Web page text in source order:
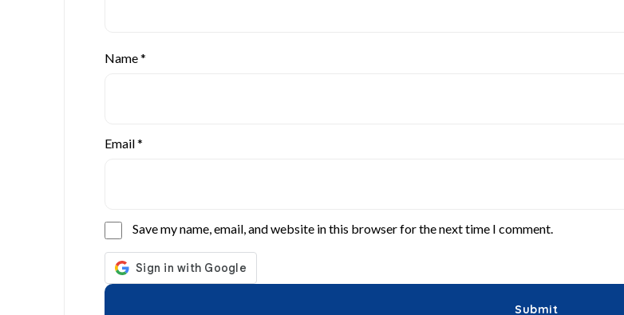
Name*
Email*
Save my name, email, and website in this browser for the next time I comment.